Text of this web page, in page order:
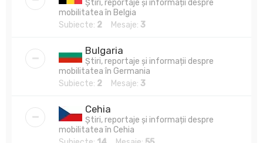
Știri, reportaje și informații despre
mobilitatea în Belgia
Subiecte: 2 Mesaje: 3
Bulgaria
Știri, reportaje și informații despre
mobilitatea în Germania
Subiecte: 2 Mesaje: 3
Cehia
Știri, reportaje și informații despre
mobilitatea în Cehia